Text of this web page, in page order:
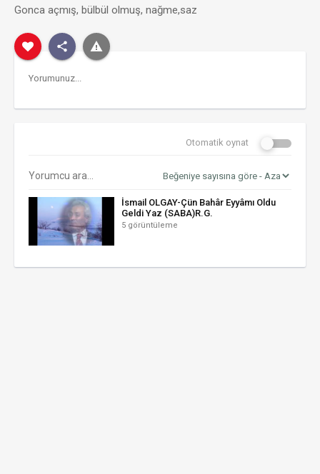
Gonca açmış, bülbül olmuş, nağme,saz
Otomatik oynat
İsmail OLGAY-Çün Bahâr Eyyâmı Oldu
Geldi Yaz (SABA)R.G.
5 görüntüleme